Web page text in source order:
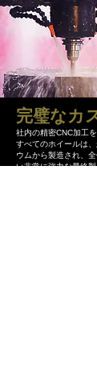
完璧なカ
社内の精密CNC加工
すべてのホイールは
ウムから製造され、
い非常に強力な最終